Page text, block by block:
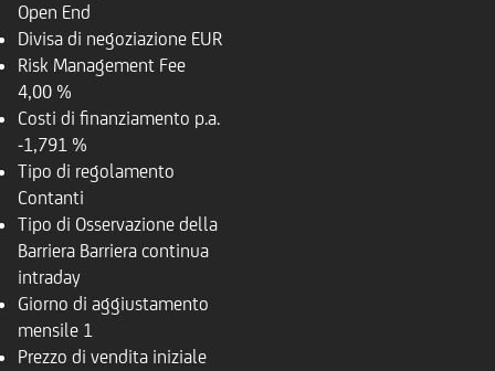
Open End
Divisa di negoziazione EUR
Risk Management Fee
4,00 %
Costi di finanziamento p.a.
-1,791 %
Tipo di regolamento
Contanti
Tipo di Osservazione della
Barriera Barriera continua
intraday
Giorno di aggiustamento
mensile 1
Prezzo di vendita iniziale